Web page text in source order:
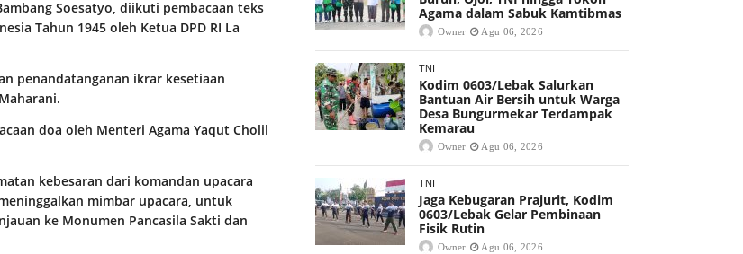
Soesatyo, diikuti pembacaan teks
Tahun 1945 oleh Ketua DPD RI La
penandatanganan ikrar kesetiaan
doa oleh Menteri Agama Yaqut Cholil
kebesaran dari komandan upacara
mimbar upacara, untuk
ke Monumen Pancasila Sakti dan
Agama dalam Sabuk Kamtibmas
Owner Agu 06, 2026
TNI
Kodim 0603/Lebak Salurkan
Bantuan Air Bersih untuk Warga
Desa Bungurmekar Terdampak
Kemarau
Owner Agu 06, 2026
TNI
Jaga Kebugaran Prajurit, Kodim
0603/Lebak Gelar Pembinaan
Fisik Rutin
Owner Agu 06, 2026